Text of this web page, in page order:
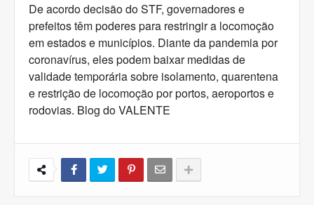
De acordo decisão do STF, governadores e
prefeitos têm poderes para restringir a locomoção
em estados e municípios. Diante da pandemia por
coronavírus, eles podem baixar medidas de
validade temporária sobre isolamento, quarentena
e restrição de locomoção por portos, aeroportos e
rodovias. Blog do VALENTE